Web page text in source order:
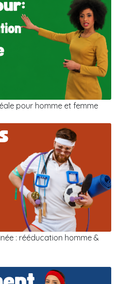
pour homme et femme
: rééducation homme &